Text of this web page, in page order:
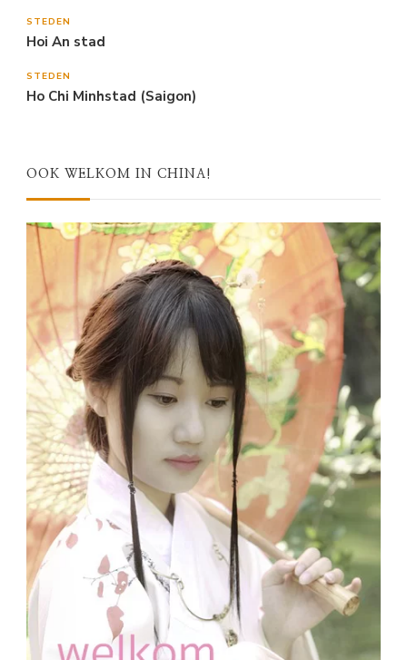
STEDEN
Hoi An stad
STEDEN
Ho Chi Minhstad (Saigon)
OOK WELKOM IN CHINA!